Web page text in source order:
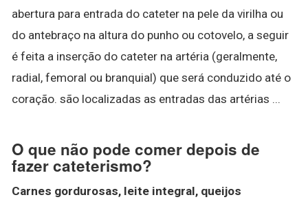
abertura para entrada do cateter na pele da virilha ou
do antebraço na altura do punho ou cotovelo, a seguir
é feita a inserção do cateter na artéria (geralmente,
radial, femoral ou branquial) que será conduzido até o
coração. são localizadas as entradas das artérias ...
O que não pode comer depois de
fazer cateterismo?
Carnes gordurosas, leite integral, queijos